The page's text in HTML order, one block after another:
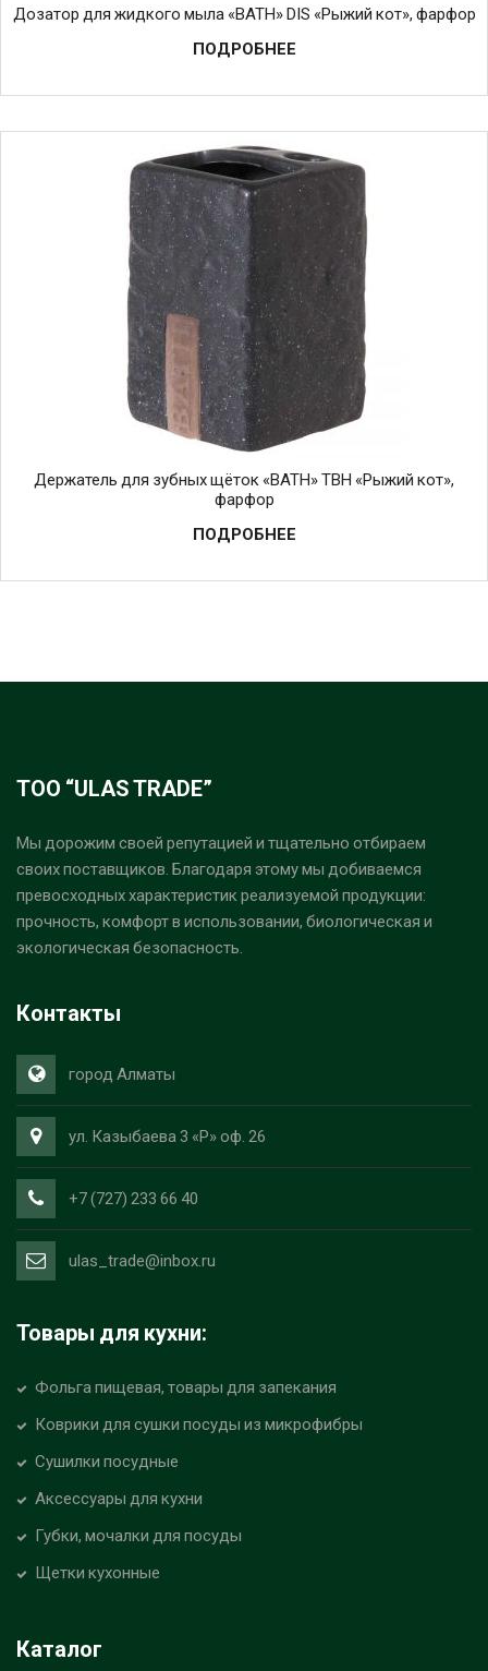
Дозатор для жидкого мыла «BATH» DIS «Рыжий кот», фарфор
ПОДРОБНЕЕ
Держатель для зубных щёток «BATH» TBH «Рыжий кот»,
фарфор
ПОДРОБНЕЕ
ТОО “ULAS TRADE”
Мы дорожим своей репутацией и тщательно отбираем
своих поставщиков. Благодаря этому мы добиваемся
превосходных характеристик реализуемой продукции:
прочность, комфорт в использовании, биологическая и
экологическая безопасность.
Контакты
город Алматы
ул. Казыбаева 3 «Р» оф. 26
+7 (727) 233 66 40
ulas_trade@inbox.ru
Товары для кухни:
Фольга пищевая, товары для запекания
Коврики для сушки посуды из микрофибры
Сушилки посудные
Аксессуары для кухни
Губки, мочалки для посуды
Щетки кухонные
Каталог